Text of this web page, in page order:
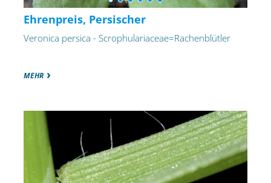
Ehrenpreis, Persischer
Veronica persica - Scrophulariaceae=Rachenblütler
MEHR